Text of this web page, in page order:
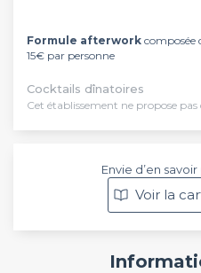
Formule afterwork composée
15€ par personne
Cocktails dînatoires
Cet établissement ne propose
Envie d’en
Voir la